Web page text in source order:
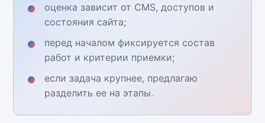
оценка зависит от CMS, доступов и
состояния сайта;
перед началом фиксируется состав
работ и критерии приемки;
если задача крупнее, предлагаю
разделить ее на этапы.